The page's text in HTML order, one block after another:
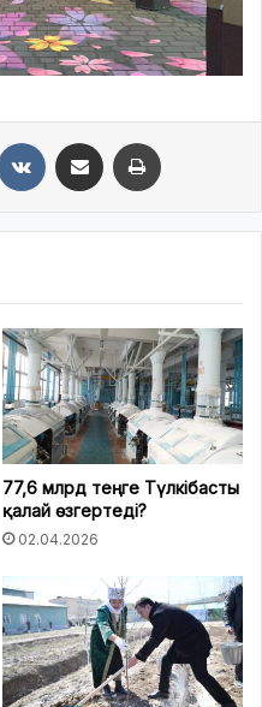
77,6 млрд теңге Түлкібасты
қалай өзгертеді?
02.04.2026